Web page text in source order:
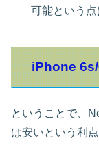
可能という点
iPhone
ということで、
は安いという利